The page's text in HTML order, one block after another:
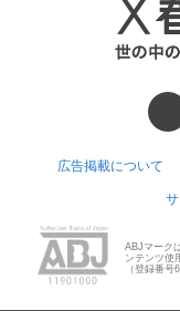
広告掲載について
ABJマーク
ンテンツ使
（登録番号